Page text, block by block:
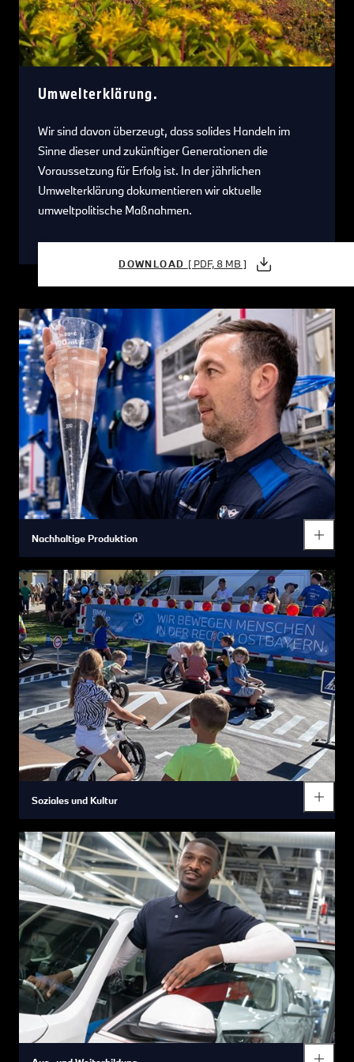
Umwelterklärung.
Wir sind davon überzeugt, dass solides Handeln im
Sinne dieser und zukünftiger Generationen die
Voraussetzung für Erfolg ist. In der jährlichen
Umwelterklärung dokumentieren wir aktuelle
umweltpolitische Maßnahmen.
DOWNLOAD [ PDF, 8 MB ]
Nachhaltige Produktion
Das BMW Group Werk Regensburg hat zum Ziel, die
Produktion mit möglichst geringem Ressourceneinsatz zu
etablieren und CO2-Emissionen zu reduzieren. Der Einsatz
erneuerbarer Energien, die Vermeidung und Reduktion des
Ressourcenverbrauchs sowie die Wiederverwendung von
Materialien, spielen dabei eine wichtige Rolle. Alle Prozesse im
Presswerk, der Lackiererei bis hin zur Logistik werden optimiert
und verbessert.
Soziales und Kultur
Verantwortung übernehmen und Zukunft gestalten sind
grundlegende Werte der BMW Group. Das BMW Group Werk
Regensburg arbeitet deshalb eng mit der Region zusammen,
um Themen wie Wirtschaft, Umwelt und Gesellschaft aktiv
mitzugestalten und als größter Arbeitgeber der Region
gesellschaftliche Verantwortung zu übernehmen.
Es werden gemeinnützige Organisationen durch regelmäßige
Fahrzeugspenden unterstützt, Vereine wie die MINT-Labs
Regensburg gefördert, sowie Veranstaltungen wie der
Landkreislauf gesponsert, um die Bedeutung von Wissenschaft